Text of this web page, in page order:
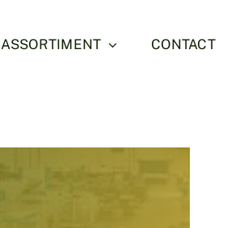
ASSORTIMENT CONTACT